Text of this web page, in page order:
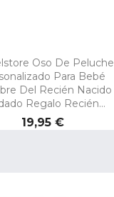
Oso De Peluche
Para Bebé
Del Recién Nacido
Regalo Recién...
Precio
19,95 €